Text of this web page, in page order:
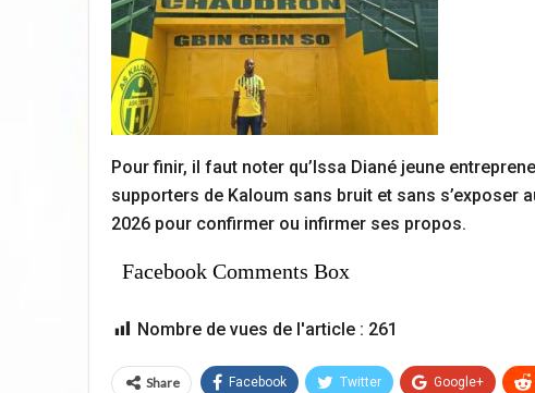
Pour finir, il faut noter qu’Issa Diané jeune
supporters de Kaloum sans bruit et sans s’exposer
2026 pour confirmer ou infirmer ses propos.
Facebook Comments Box
Nombre de vues de l'article : 261
Share Facebook Twitter Google+